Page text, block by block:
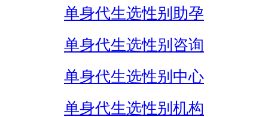
单身代生选性别助孕
单身代生选性别咨询
单身代生选性别中心
单身代生选性别机构